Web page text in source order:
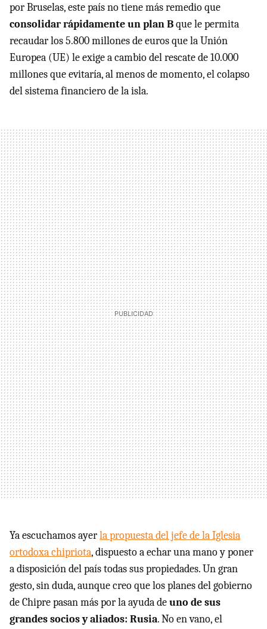
por Bruselas, este país no tiene más remedio que
consolidar rápidamente un plan Bque le permita
recaudar los 5.800 millones de euros que la Unión
Europea (UE) le exige a cambio del rescate de 10.000
millones que evitaría, al menos de momento, el colapso
del sistema financiero de la isla.
Ya escuchamos ayerla propuesta del jefe de la Iglesia
ortodoxa chipriota, dispuesto a echar una mano y poner
a disposición del país todas sus propiedades. Un gran
gesto, sin duda, aunque creo que los planes del gobierno
de Chipre pasan más por la ayuda deuno de sus
grandes socios y aliados: Rusia. No en vano, el